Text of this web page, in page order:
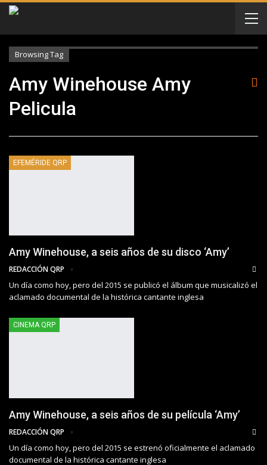
Browsing Tag
Amy Winehouse Amy
Pelicula
EFEMÉRIDE QRP
Amy Winehouse, a seis años de su disco ‘Amy’
REDACCIÓN QRP
Un día como hoy, pero del 2015 se publicó el álbum que musicalizó el
aclamado documental de la histórica cantante inglesa
CINEMA QRP
Amy Winehouse, a seis años de su película ‘Amy’
REDACCIÓN QRP
Un día como hoy, pero del 2015 se estrenó oficialmente el aclamado
documental de la histórica cantante inglesa